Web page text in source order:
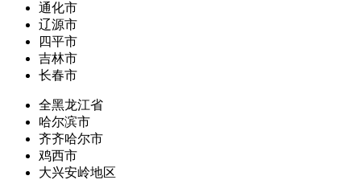
通化市
辽源市
四平市
吉林市
长春市
全黑龙江省
哈尔滨市
齐齐哈尔市
鸡西市
大兴安岭地区